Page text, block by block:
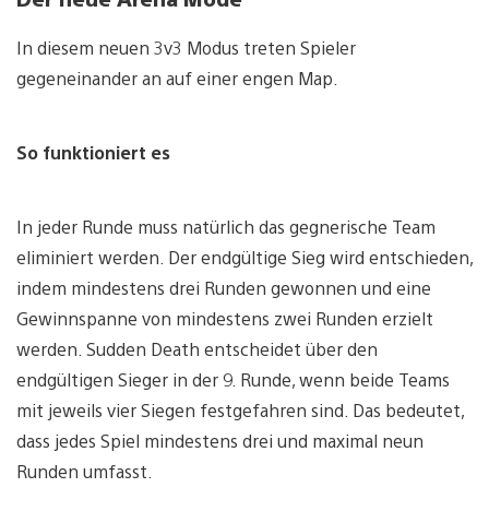
In diesem neuen 3v3 Modus treten Spieler
gegeneinander an auf einer engen Map.
So funktioniert es
In jeder Runde muss natürlich das gegnerische Team
eliminiert werden. Der endgültige Sieg wird entschieden,
indem mindestens drei Runden gewonnen und eine
Gewinnspanne von mindestens zwei Runden erzielt
werden. Sudden Death entscheidet über den
endgültigen Sieger in der 9. Runde, wenn beide Teams
mit jeweils vier Siegen festgefahren sind. Das bedeutet,
dass jedes Spiel mindestens drei und maximal neun
Runden umfasst.